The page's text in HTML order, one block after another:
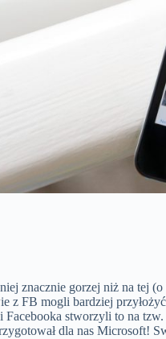
znacznie gorzej niż na tej
z FB mogli bardziej
stworzyli to na
dla nas Microsoft!